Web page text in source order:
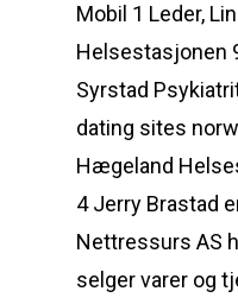
Mobil 1 Leder,
Helsestasjonen
Syrstad
dating sites
Hægeland
4 Jerry Brastad
Nettressurs AS
selger varer og